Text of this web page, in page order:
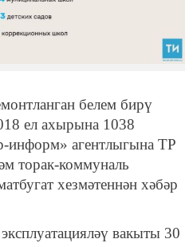
белем бирү
ел ахырына 1038
информ» агентлыгына ТР
торак-коммуналь
хезмәтеннән хәбәр
вакыты 30